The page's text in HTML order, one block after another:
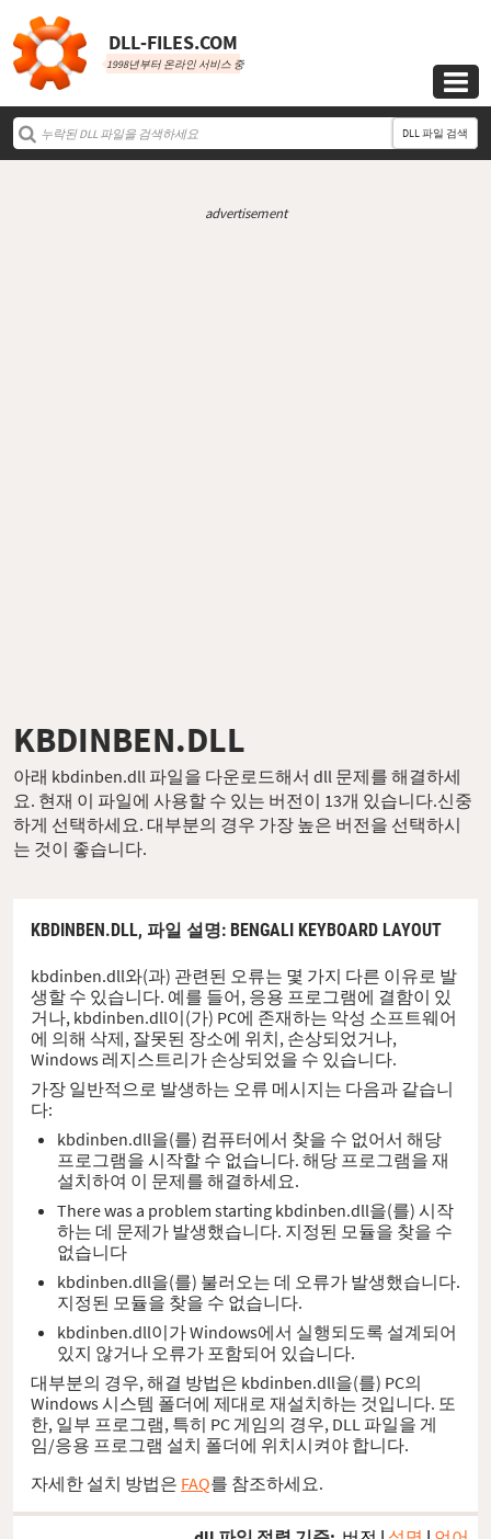
DLL‑FILES.COM
1998년부터 온라인 서비스 중

DLL 파일 검색
advertisement
KBDINBEN.DLL
아래 kbdinben.dll 파일을 다운로드해서 dll 문제를 해결하세
요. 현재 이 파일에 사용할 수 있는 버전이 13개 있습니다.신중
하게 선택하세요. 대부분의 경우 가장 높은 버전을 선택하시
는 것이 좋습니다.
KBDINBEN.DLL, 파일 설명: BENGALI KEYBOARD LAYOUT
kbdinben.dll와(과) 관련된 오류는 몇 가지 다른 이유로 발
생할 수 있습니다. 예를 들어, 응용 프로그램에 결함이 있
거나, kbdinben.dll이(가) PC에 존재하는 악성 소프트웨어
에 의해 삭제, 잘못된 장소에 위치, 손상되었거나,
Windows 레지스트리가 손상되었을 수 있습니다.
가장 일반적으로 발생하는 오류 메시지는 다음과 같습니
다:
kbdinben.dll을(를) 컴퓨터에서 찾을 수 없어서 해당
프로그램을 시작할 수 없습니다. 해당 프로그램을 재
설치하여 이 문제를 해결하세요.
There was a problem starting kbdinben.dll을(를) 시작
하는 데 문제가 발생했습니다. 지정된 모듈을 찾을 수
없습니다
kbdinben.dll을(를) 불러오는 데 오류가 발생했습니다.
지정된 모듈을 찾을 수 없습니다.
kbdinben.dll이가 Windows에서 실행되도록 설계되어
있지 않거나 오류가 포함되어 있습니다.
대부분의 경우, 해결 방법은 kbdinben.dll을(를) PC의
Windows 시스템 폴더에 제대로 재설치하는 것입니다. 또
한, 일부 프로그램, 특히 PC 게임의 경우, DLL 파일을 게
임/응용 프로그램 설치 폴더에 위치시켜야 합니다.
자세한 설치 방법은 FAQ를 참조하세요.